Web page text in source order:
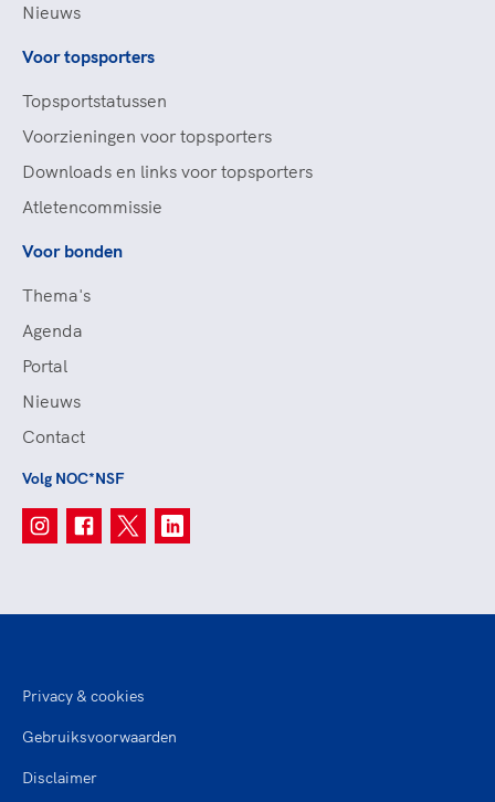
Nieuws
Voor topsporters
Topsportstatussen
Voorzieningen voor topsporters
Downloads en links voor topsporters
Atletencommissie
Voor bonden
Thema's
Agenda
Portal
Nieuws
Contact
Volg NOC*NSF
Privacy & cookies
Gebruiksvoorwaarden
Disclaimer